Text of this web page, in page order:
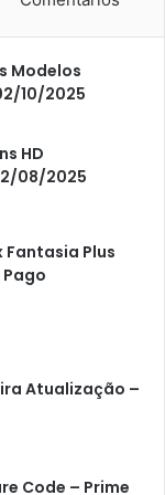
Modelos
10/2025
HD
08/2025
Plus
Pago
Atualização –
Code – Prime